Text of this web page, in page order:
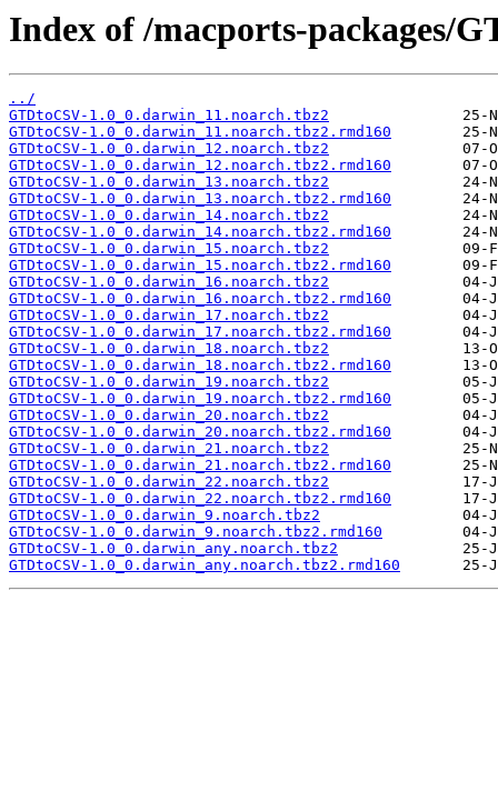
Index of /macports-packages/
../
GTDtoCSV-1.0_0.darwin_11.noarch.tbz2
GTDtoCSV-1.0_0.darwin_11.noarch.tbz2.rmd160
GTDtoCSV-1.0_0.darwin_12.noarch.tbz2
GTDtoCSV-1.0_0.darwin_12.noarch.tbz2.rmd160
GTDtoCSV-1.0_0.darwin_13.noarch.tbz2
GTDtoCSV-1.0_0.darwin_13.noarch.tbz2.rmd160
GTDtoCSV-1.0_0.darwin_14.noarch.tbz2
GTDtoCSV-1.0_0.darwin_14.noarch.tbz2.rmd160
GTDtoCSV-1.0_0.darwin_15.noarch.tbz2
GTDtoCSV-1.0_0.darwin_15.noarch.tbz2.rmd160
GTDtoCSV-1.0_0.darwin_16.noarch.tbz2
GTDtoCSV-1.0_0.darwin_16.noarch.tbz2.rmd160
GTDtoCSV-1.0_0.darwin_17.noarch.tbz2
GTDtoCSV-1.0_0.darwin_17.noarch.tbz2.rmd160
GTDtoCSV-1.0_0.darwin_18.noarch.tbz2
GTDtoCSV-1.0_0.darwin_18.noarch.tbz2.rmd160
GTDtoCSV-1.0_0.darwin_19.noarch.tbz2
GTDtoCSV-1.0_0.darwin_19.noarch.tbz2.rmd160
GTDtoCSV-1.0_0.darwin_20.noarch.tbz2
GTDtoCSV-1.0_0.darwin_20.noarch.tbz2.rmd160
GTDtoCSV-1.0_0.darwin_21.noarch.tbz2
GTDtoCSV-1.0_0.darwin_21.noarch.tbz2.rmd160
GTDtoCSV-1.0_0.darwin_22.noarch.tbz2
GTDtoCSV-1.0_0.darwin_22.noarch.tbz2.rmd160
GTDtoCSV-1.0_0.darwin_9.noarch.tbz2
GTDtoCSV-1.0_0.darwin_9.noarch.tbz2.rmd160
GTDtoCSV-1.0_0.darwin_any.noarch.tbz2
GTDtoCSV-1.0_0.darwin_any.noarch.tbz2.rmd160